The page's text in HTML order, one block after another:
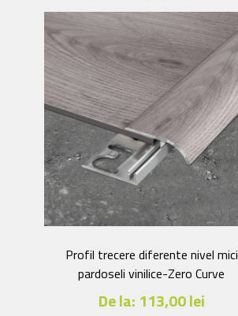
variații.
Opțiunile
pot
fi
alese
în
pagina
produsului.
Profil trecere diferente nivel mici
pardoseli vinilice-Zero Curve
De la: 113,00lei